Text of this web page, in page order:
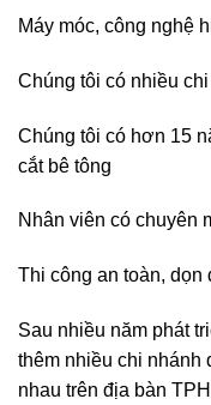
Máy móc, công nghệ
Chúng tôi có nhiều
Chúng tôi có hơn 15
cắt bê tông
Nhân viên có chuyên
Thi công an toàn, dọn
Sau nhiều năm phát
thêm nhiều chi nhánh
nhau trên địa bàn